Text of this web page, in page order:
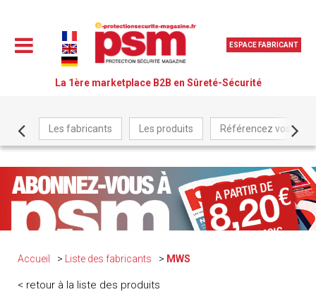
ESPACE FABRICANT
La 1ère marketplace B2B en Sûreté-Sécurité
Les fabricants Les produits Référencez vos
Accueil Liste des fabricants MWS
< retour à la liste des produits